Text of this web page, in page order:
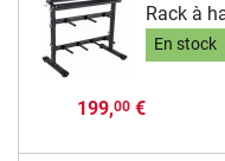
Rack à
En stock
199,00€